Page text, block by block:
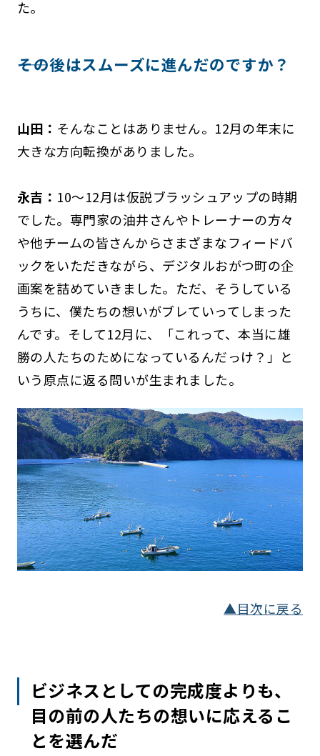
た。
――その後はスムーズに進んだのですか？
山田： そんなことはありません。12月の年末に
大きな方向転換がありました。
永吉： 10～12月は仮説ブラッシュアップの時期
でした。専門家の油井さんやトレーナーの方々
や他チームの皆さんからさまざまなフィードバ
ックをいただきながら、デジタルおがつ町の企
画案を詰めていきました。ただ、そうしている
うちに、僕たちの想いがブレていってしまった
んです。そして12月に、「これって、本当に雄
勝の人たちのためになっているんだっけ？」と
いう原点に返る問いが生まれました。
▲目次に戻る
ビジネスとしての完成度よりも、
目の前の人たちの想いに応えるこ
とを選んだ